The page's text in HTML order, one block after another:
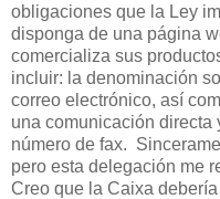
obligaciones que la Ley
disponga de una página
comercializa sus
incluir: la denominación
correo electrónico, así
una comunicación directa
número de fax.
pero esta delegación me
Creo que la Caixa